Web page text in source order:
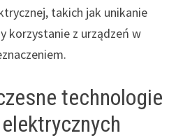
takich jak unikanie
korzystanie z urządzeń w
technologie